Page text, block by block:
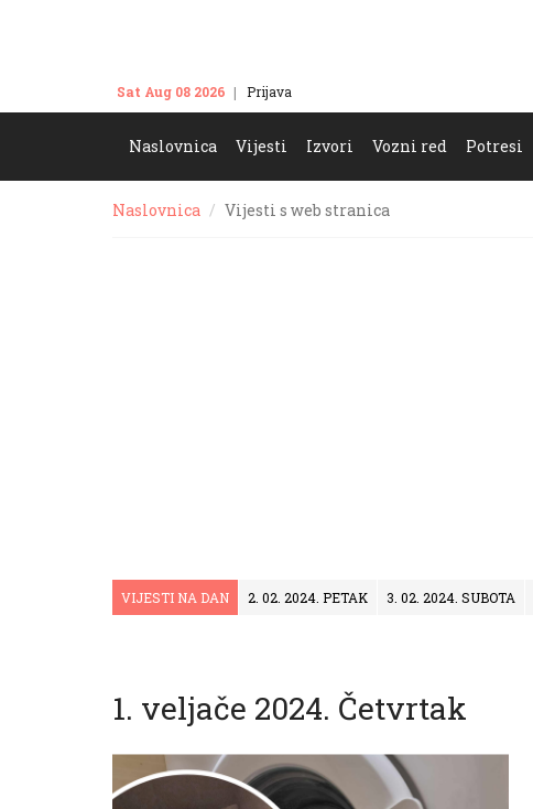
Sat Aug 08 2026 Prijava
Naslovnica Vijesti Izvori Vozni red Potresi
Naslovnica Vijesti s web stranica
VIJESTI NA DAN 2. 02. 2024. PETAK 3. 02. 2024. SUBOTA
1. veljače 2024. Četvrtak